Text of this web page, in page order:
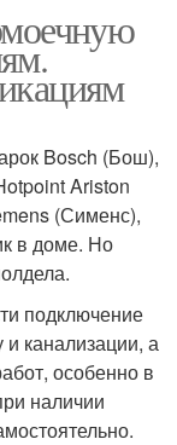
Bosch (Бош),
Ariston
(Сименс),
в доме. Но
подключение
канализации, а
особенно в
наличии